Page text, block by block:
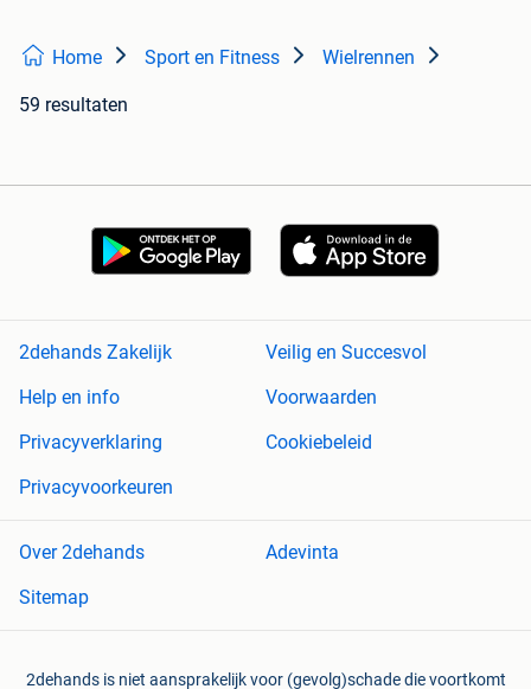
Home Sport en Fitness Wielrennen
59 resultaten
2dehands Zakelijk
Veilig en Succesvol
Help en info
Voorwaarden
Privacyverklaring
Cookiebeleid
Privacyvoorkeuren
Over 2dehands
Adevinta
Sitemap
2dehands is niet aansprakelijk voor (gevolg)schade die voortkomt